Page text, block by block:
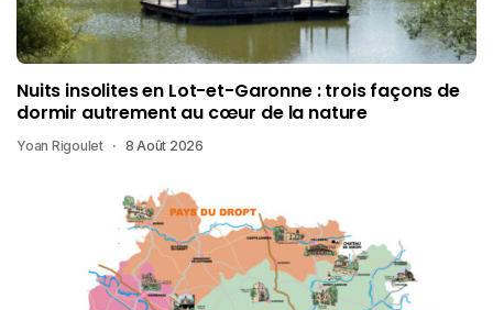
Nuits insolites en Lot-et-Garonne : trois façons de
dormir autrement au cœur de la nature
Yoan Rigoulet 8 Août 2026